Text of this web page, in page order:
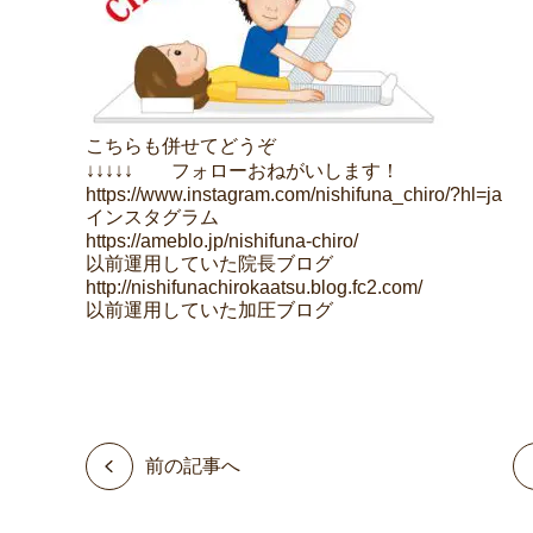
こちらも併せてどうぞ
↓↓↓↓↓ フォローおねがいします！
https://www.instagram.com/nishifuna_chiro/?hl=ja
インスタグラム
https://ameblo.jp/nishifuna-chiro/
以前運用していた院長ブログ
http://nishifunachirokaatsu.blog.fc2.com/
以前運用していた加圧ブログ
前の記事へ